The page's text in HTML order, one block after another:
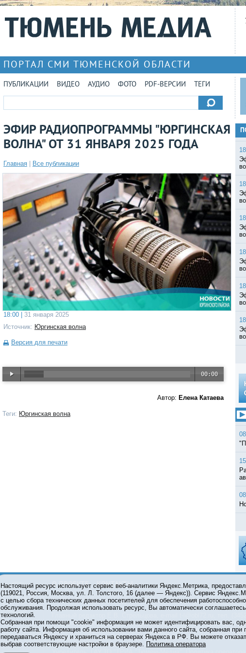
ПОРТАЛ СМИ ТЮМЕНСКОЙ ОБЛАСТИ
ПУБЛИКАЦИИ ВИДЕО АУДИО ФОТО PDF-ВЕРСИИ ТЕГИ
ЭФИР РАДИОПРОГРАММЫ "ЮРГИНСКАЯ
ВОЛНА" ОТ 31 ЯНВАРЯ 2025 ГОДА
Главная Все публикации
18:00 |
31 января 2025
Источник: Юргинская волна
Версия для печати
00:00
Автор: Елена Катаева
Теги: Юргинская волна
О ПРОЕКТЕ КОНТАКТЫ
© 2001-2026 Сетевое издание Тюмень Медиа. При
обязательна.
Информационная лента выходит при финансовой поддержке
области. Свидетельство о регистрации СМИ ЭЛ №ФС 77-67413
Федеральной службой по надзору в сфере связи,
коммуникаций (Роскомнадзор).
Настоящий ресурс использует сервис веб-аналитики Яндекс.Метрика,
(119021, Россия, Москва, ул. Л. Толстого, 16 (далее — Яндекс)). Сервис
с целью сбора технических данных посетителей для обеспечения
обслуживания. Продолжая использовать ресурс, Вы автоматически
технологий.
Собранная при помощи "cookie" информация не может идентифицировать вас,
работу сайта. Информация об использовании вами данного сайта, собранная
передаваться Яндексу и храниться на серверах Яндекса в РФ. Вы можете
выбрав соответствующие настройки в браузере. Политика оператора